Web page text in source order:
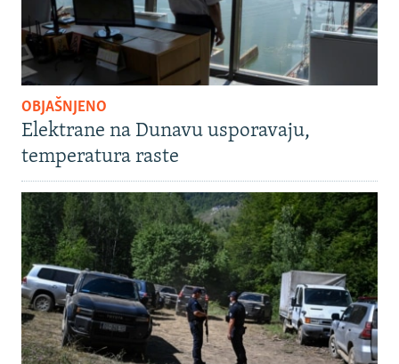
OBJAŠNJENO
Elektrane na Dunavu usporavaju,
temperatura raste